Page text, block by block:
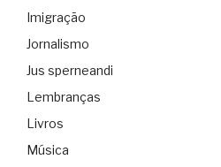
Imigração
Jornalismo
Jus sperneandi
Lembranças
Livros
Música